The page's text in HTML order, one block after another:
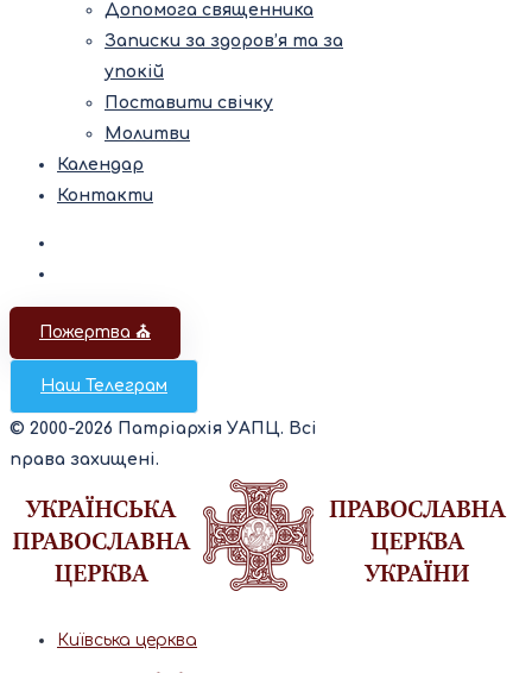
Допомога священника
Записки за здоров’я та за
упокій
Поставити свічку
Молитви
Календар
Контакти
Пожертва ⛪️
Наш Телеграм
© 2000-2026 Патріархія УАПЦ. Всі
права захищені.
Київська церква